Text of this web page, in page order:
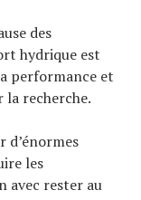
des
hydrique est
performance et
la recherche.
les
avec rester au